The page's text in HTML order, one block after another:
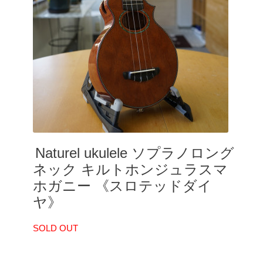
Naturel ukulele ソプラノロング
ネック キルトホンジュラスマ
ホガニー 《スロテッドダイ
ヤ》
SOLD OUT